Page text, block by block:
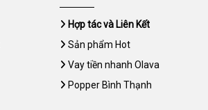
Hợp tác và Liên Kết
Sản phẩm Hot
Vay tiền nhanh Olava
Popper Bình Thạnh